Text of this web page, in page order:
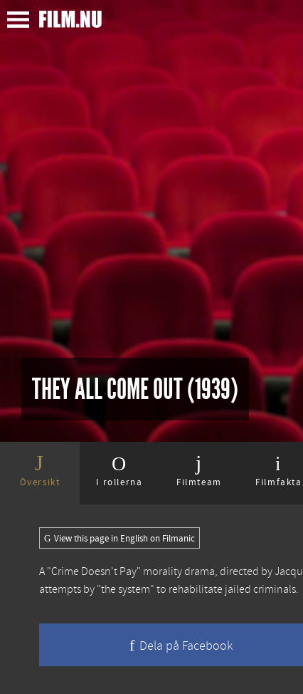
THEY ALL COME OUT (1939)
Översikt I rollerna Filmteam Filmfakta
View this page in English on Filmanic
A "Crime Doesn't Pay" morality drama, directed by
attempts by "the system" to rehabilitate jailed criminals.
Dela på Facebook